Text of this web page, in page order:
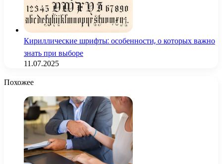
Кириллические шрифты: особенности, о которых важно
знать при выборе
11.07.2025
Похожее